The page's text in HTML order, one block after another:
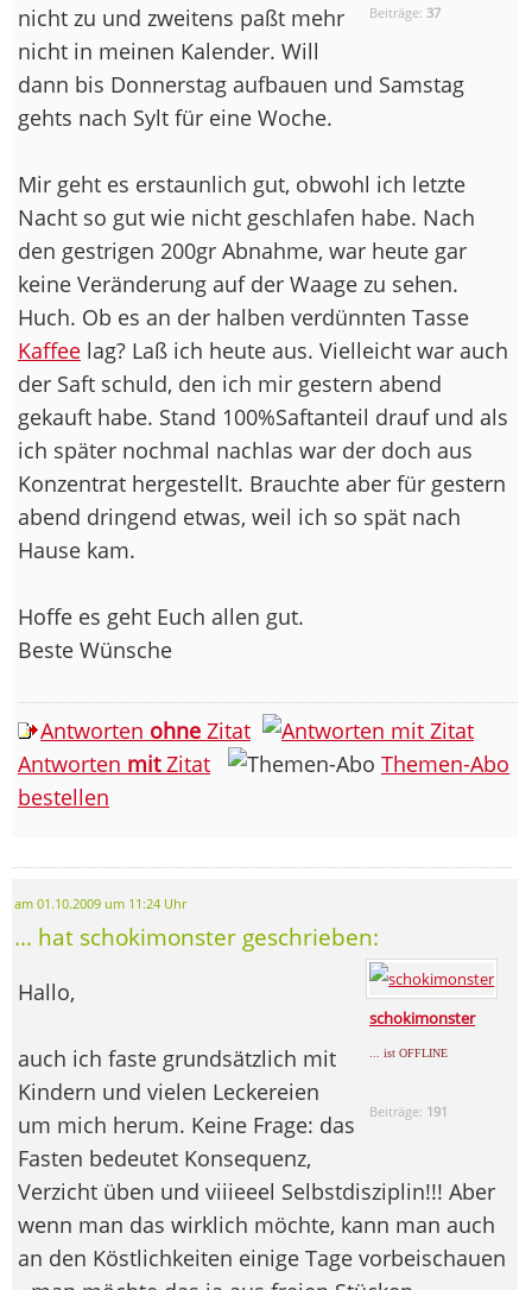
Beiträge:37
nicht zu und zweitens paßt mehr
nicht in meinen Kalender. Will
dann bis Donnerstag aufbauen und Samstag
gehts nach Sylt für eine Woche.
Mir geht es erstaunlich gut, obwohl ich letzte
Nacht so gut wie nicht geschlafen habe. Nach
den gestrigen 200gr Abnahme, war heute gar
keine Veränderung auf der Waage zu sehen.
Huch. Ob es an der halben verdünnten Tasse
Kaffee lag? Laß ich heute aus. Vielleicht war auch
der Saft schuld, den ich mir gestern abend
gekauft habe. Stand 100%Saftanteil drauf und als
ich später nochmal nachlas war der doch aus
Konzentrat hergestellt. Brauchte aber für gestern
abend dringend etwas, weil ich so spät nach
Hause kam.
Hoffe es geht Euch allen gut.
Beste Wünsche
Antworten ohne Zitat
Antworten mitZitat
Themen-Abo
bestellen
am 01.10.2009 um 11:24 Uhr
... hat schokimonster geschrieben:
schokimonster
... ist OFFLINE
Beiträge: 191
Hallo,
auch ich faste grundsätzlich mit
Kindern und vielen Leckereien
um mich herum. Keine Frage: das
Fasten bedeutet Konsequenz,
Verzicht üben und viiieeel Selbstdisziplin!!! Aber
wenn man das wirklich möchte, kann man auch
an den Köstlichkeiten einige Tage vorbeischauen